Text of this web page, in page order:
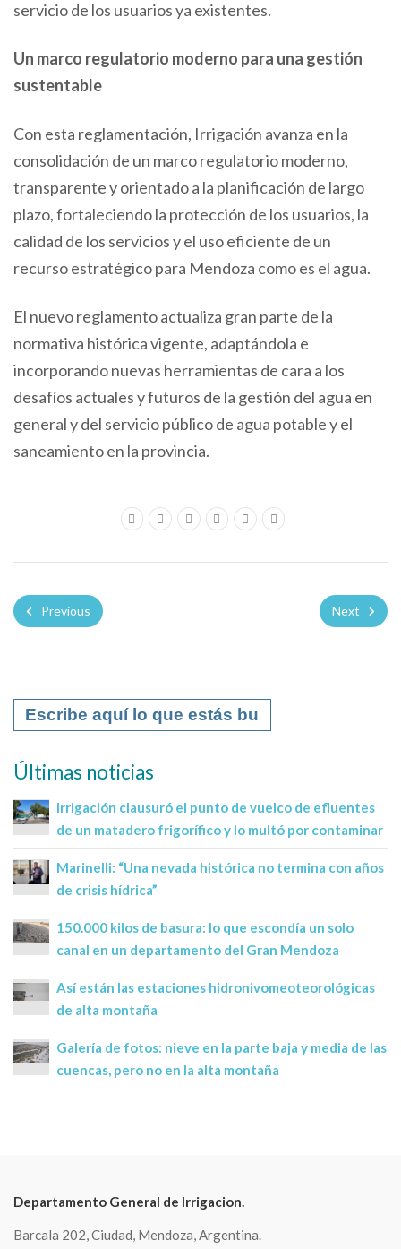
servicio de los usuarios ya existentes.
Un marco regulatorio moderno para una gestión
sustentable
Con esta reglamentación, Irrigación avanza en la
consolidación de un marco regulatorio moderno,
transparente y orientado a la planificación de largo
plazo, fortaleciendo la protección de los usuarios, la
calidad de los servicios y el uso eficiente de un
recurso estratégico para Mendoza como es el agua.
El nuevo reglamento actualiza gran parte de la
normativa histórica vigente, adaptándola e
incorporando nuevas herramientas de cara a los
desafíos actuales y futuros de la gestión del agua en
general y del servicio público de agua potable y el
saneamiento en la provincia.
Previous Next
Últimas noticias
Irrigación clausuró el punto de vuelco de efluentes
de un matadero frigorífico y lo multó por contaminar
Marinelli: “Una nevada histórica no termina con años
de crisis hídrica”
150.000 kilos de basura: lo que escondía un solo
canal en un departamento del Gran Mendoza
Así están las estaciones hidronivomeoteorológicas
de alta montaña
Galería de fotos: nieve en la parte baja y media de las
cuencas, pero no en la alta montaña
Departamento General de Irrigacion.
Barcala 202, Ciudad, Mendoza, Argentina.